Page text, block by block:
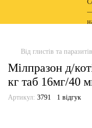
Від глистів та паразитів
Мілпразон д/
кг таб 16мг/40
Артикул: 3791 1 відгук